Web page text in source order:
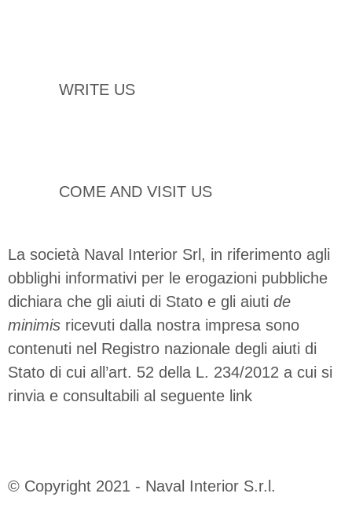
WRITE US
COME AND VISIT US
La società Naval Interior Srl, in riferimento agli
obblighi informativi per le erogazioni pubbliche
dichiara che gli aiuti di Stato e gli aiuti de
minimis ricevuti dalla nostra impresa sono
contenuti nel Registro nazionale degli aiuti di
Stato di cui all’art. 52 della L. 234/2012 a cui si
rinvia e consultabili al seguente link
© Copyright 2021 - Naval Interior S.r.l.